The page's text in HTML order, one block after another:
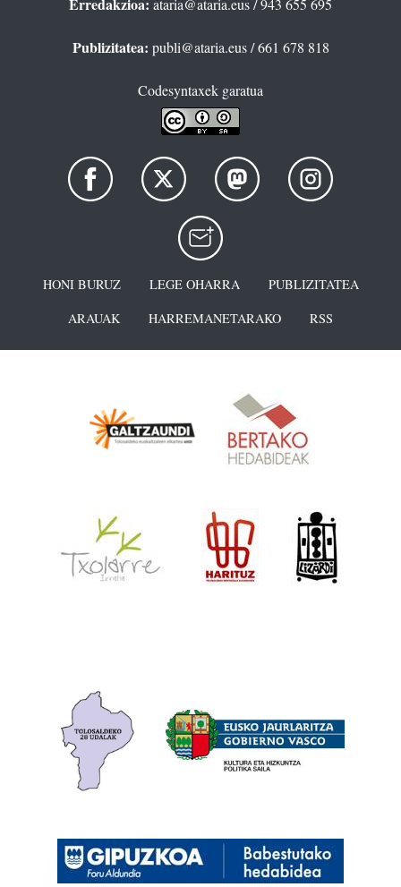
Erredakzioa: ataria@ataria.eus/ 943 655 695
Publizitatea: publi@ataria.eus/ 661 678 818
Codesyntaxek garatua
HONI BURUZ LEGE OHARRA
PUBLIZITATEA
ARAUAK
HARREMANETARAKO RSS